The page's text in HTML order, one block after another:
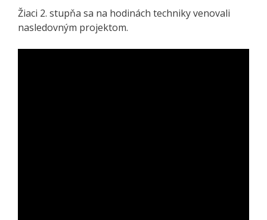
Žiaci 2. stupňa sa na hodinách techniky venovali
nasledovným projektom.